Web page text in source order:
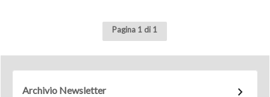
Pagina 1 di 1
Archivio Newsletter